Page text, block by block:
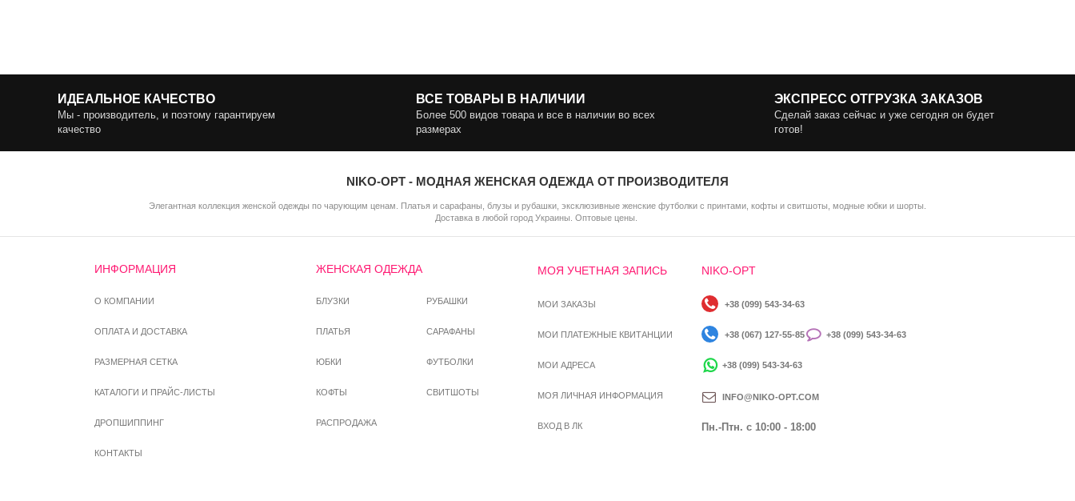
ИДЕАЛЬНОЕ КАЧЕСТВО
Мы - производитель, и поэтому гарантируем
качество
ВСЕ ТОВАРЫ В НАЛИЧИИ
Более 500 видов товара и все в наличии во всех
размерах
ЭКСПРЕСС ОТГРУЗКА ЗАКАЗОВ
Сделай заказ сейчас и уже сегодня он будет
готов!
NIKO-OPT - МОДНАЯ ЖЕНСКАЯ ОДЕЖДА ОТ ПРОИЗВОДИТЕЛЯ
Элегантная коллекция женской одежды по чарующим ценам. Платья и сарафаны, блузы и рубашки, эксклюзивные женские футболки с принтами, кофты и свитшоты, модные юбки и шорты.
Доставка в любой город Украины. Оптовые цены.
ИНФОРМАЦИЯ
О КОМПАНИИ
ОПЛАТА И ДОСТАВКА
РАЗМЕРНАЯ СЕТКА
КАТАЛОГИ И ПРАЙС-ЛИСТЫ
ДРОПШИППИНГ
КОНТАКТЫ
ЖЕНСКАЯ ОДЕЖДА
БЛУЗКИ РУБАШКИ
ПЛАТЬЯ САРАФАНЫ
ЮБКИ ФУТБОЛКИ
КОФТЫ СВИТШОТЫ
РАСПРОДАЖА
МОЯ УЧЕТНАЯ ЗАПИСЬ
МОИ ЗАКАЗЫ
МОИ ПЛАТЕЖНЫЕ КВИТАНЦИИ
МОИ АДРЕСА
МОЯ ЛИЧНАЯ ИНФОРМАЦИЯ
ВХОД В ЛК
NIKO-OPT
+38 (099) 543-34-63
+38 (067) 127-55-85 +38 (099) 543-34-63
+38 (099) 543-34-63
INFO@NIKO-OPT.COM
Пн.-Птн. c 10:00 - 18:00